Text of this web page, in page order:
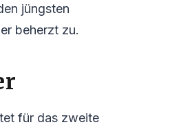
jüngsten
beherzt zu.
für das zweite